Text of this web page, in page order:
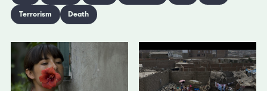
Terrorism Death